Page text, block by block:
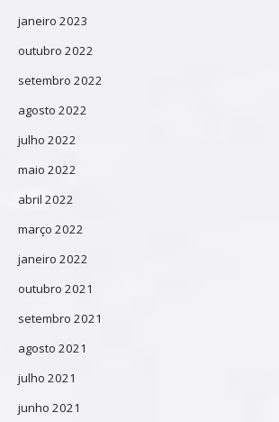
janeiro 2023
outubro 2022
setembro 2022
agosto 2022
julho 2022
maio 2022
abril 2022
março 2022
janeiro 2022
outubro 2021
setembro 2021
agosto 2021
julho 2021
junho 2021